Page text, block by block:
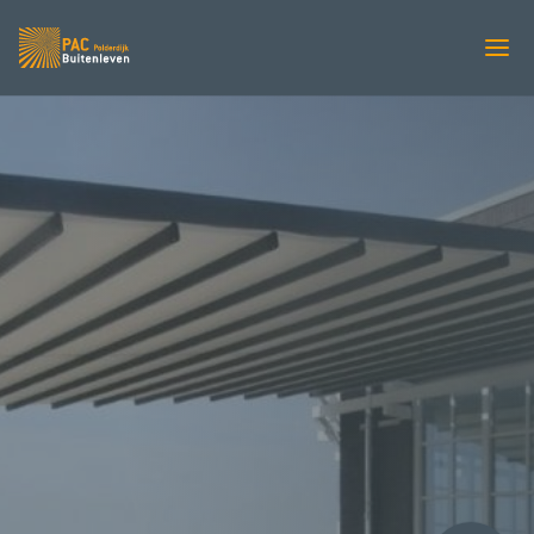
LEINER Pergola Sunrain
XLM
PAC Zonweringen 5
Regen-zonweringen 5 Leiner
Pergola Sunrain XLM